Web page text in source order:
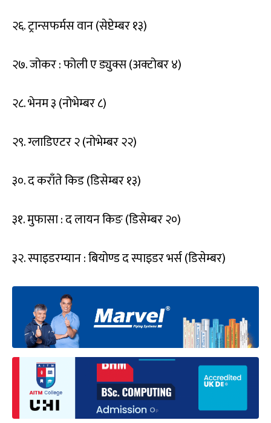
२६. ट्रान्सफर्मस वान (सेप्टेम्बर १३)
२७. जोकर : फोली ए ड्युक्स (अक्टोबर ४)
२८. भेनम ३ (नोभेम्बर ८)
२९. ग्लाडिएटर २ (नोभेम्बर २२)
३०. द कराँते किड (डिसेम्बर १३)
३१. मुफासा : द लायन किङ (डिसेम्बर २०)
३२. स्पाइडरम्यान : बियोण्ड द स्पाइडर भर्स (डिसेम्बर)